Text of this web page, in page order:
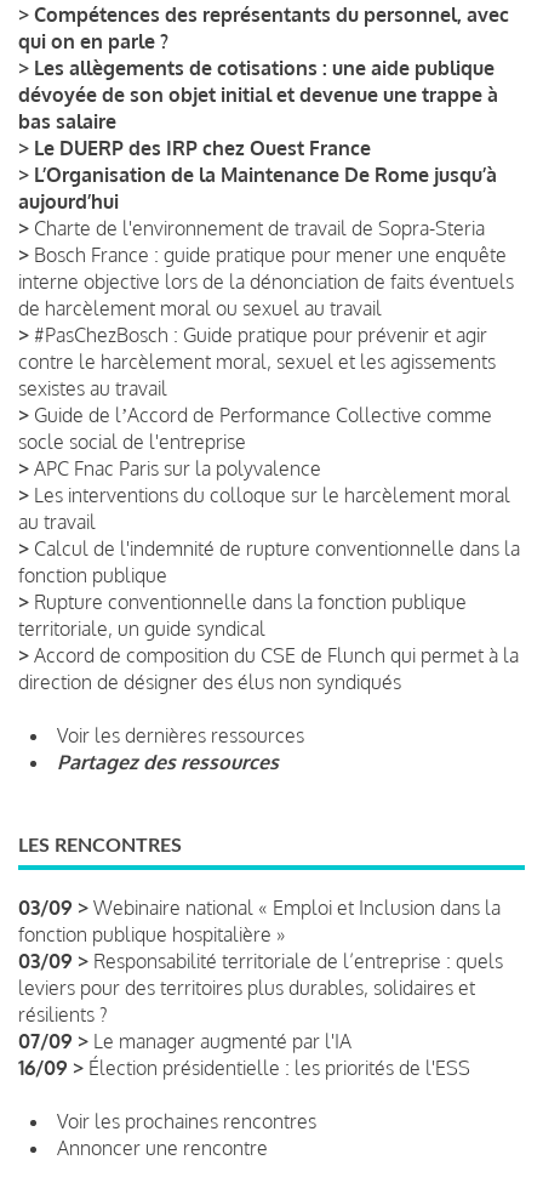
> Compétences des représentants du personnel, avec
qui on en parle ?
> Les allègements de cotisations : une aide publique
dévoyée de son objet initial et devenue une trappe à
bas salaire
> Le DUERP des IRP chez Ouest France
> L’Organisation de la Maintenance De Rome jusqu’à
aujourd’hui
> Charte de l'environnement de travail de Sopra-Steria
> Bosch France : guide pratique pour mener une enquête
interne objective lors de la dénonciation de faits éventuels
de harcèlement moral ou sexuel au travail
> #PasChezBosch : Guide pratique pour prévenir et agir
contre le harcèlement moral, sexuel et les agissements
sexistes au travail
> Guide de lʼAccord de Performance Collective comme
socle social de l'entreprise
> APC Fnac Paris sur la polyvalence
> Les interventions du colloque sur le harcèlement moral
au travail
> Calcul de l'indemnité de rupture conventionnelle dans la
fonction publique
> Rupture conventionnelle dans la fonction publique
territoriale, un guide syndical
> Accord de composition du CSE de Flunch qui permet à la
direction de désigner des élus non syndiqués
Voir les dernières ressources
Partagez des ressources
LES RENCONTRES
03/09 > Webinaire national « Emploi et Inclusion dans la
fonction publique hospitalière »
03/09 > Responsabilité territoriale de l’entreprise : quels
leviers pour des territoires plus durables, solidaires et
résilients ?
07/09 > Le manager augmenté par l'IA
16/09 > Élection présidentielle : les priorités de l'ESS
Voir les prochaines rencontres
Annoncer une rencontre